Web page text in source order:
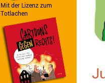
Mit der Lizenz zum
Totlachen